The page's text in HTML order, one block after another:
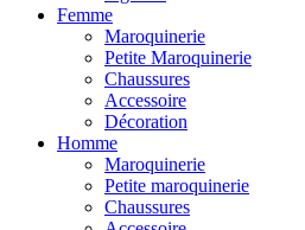
Femme
Maroquinerie
Petite Maroquinerie
Chaussures
Accessoire
Décoration
Homme
Maroquinerie
Petite maroquinerie
Chaussures